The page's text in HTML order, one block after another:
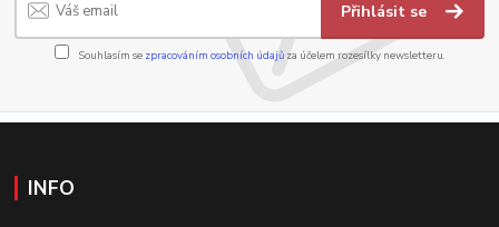
Přihlásit se
Souhlasím se zpracováním osobních údajůza účelem rozesílky newsletteru.
INFO